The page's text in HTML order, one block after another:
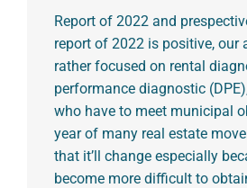
Report of 2022 and
report of 2022 is positive, our
rather focused on rental
performance diagnostic
who have to meet municipal
year of many real estate
that it’ll change especially
become more difficult to